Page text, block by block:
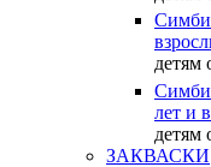
детям
лет и
детям
ЗАКВАСКИ